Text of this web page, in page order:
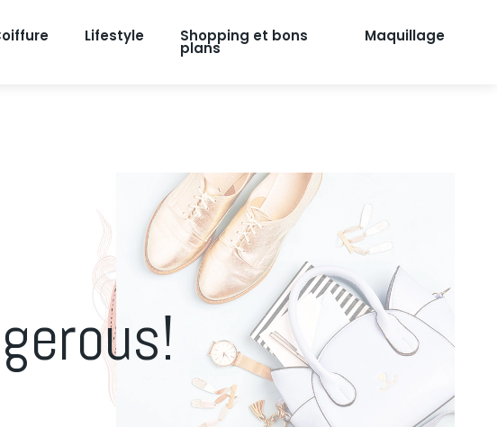
Lifestyle Shopping et bons
plans
Maquillage